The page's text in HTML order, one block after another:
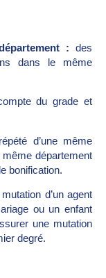
: des
dans le même
du grade et
d’une même
même département
bonification.
d’un agent
ou un enfant
une mutation
degré.